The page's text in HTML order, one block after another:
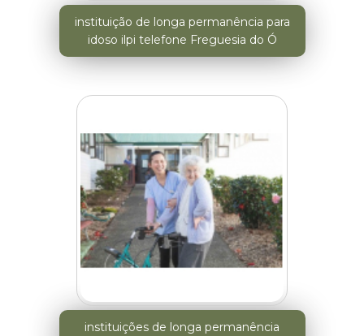
instituição de longa permanência para
idoso ilpi telefone Freguesia do Ó
instituições de longa permanência